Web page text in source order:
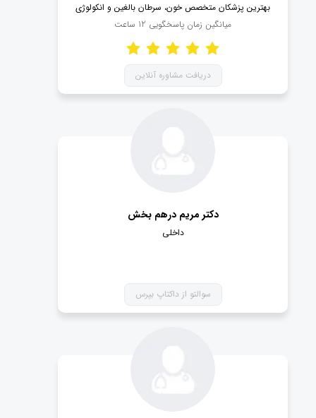
بهترین پزشکان متخصص خون، سرطان بالغین و انکولوژی
میانگین زمان پاسخگویی 12 ساعت
دریافت مشاوره آنلاین
دکتر مریم درهم بخش
داخلی
سوالتو از داکتاپ بپرس